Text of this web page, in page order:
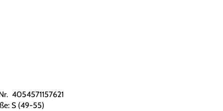
4054571157621
S (49-55)